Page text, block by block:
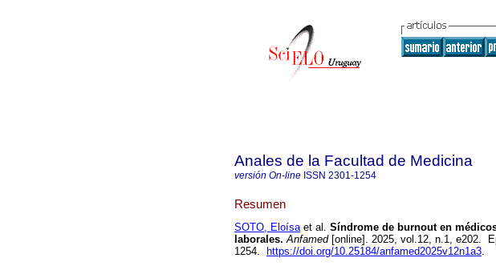
Anales de la Facultad de Medicina
versión On-line ISSN 2301-1254
Resumen
SOTO, Eloísaet al. Síndrome de burnout en
laborales. Anfamed[online]. 2025, vol.12, n.1, e202.
1254.
https://doi.org/10.25184/anfamed2025v12n1a3.